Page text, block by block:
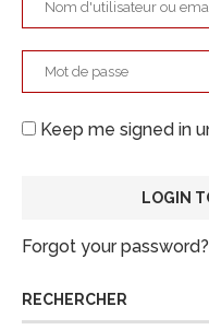
Keep me signed in
Forgot your password?
RECHERCHER